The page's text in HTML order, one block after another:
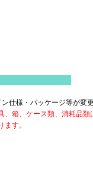
仕様・パッケージ等が変
、箱、ケース類、消耗品
す。